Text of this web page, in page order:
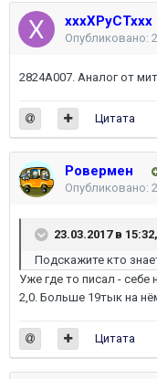
xxxXPyCTxxx
Опубликовано:
2824A007. Аналог от
Цитата
Ровермен
Опубликовано:
23.03.2017 в 15:32,
Подскажите кто
Уже где то писал - себе
2,0. Больше 19тык на
Цитата